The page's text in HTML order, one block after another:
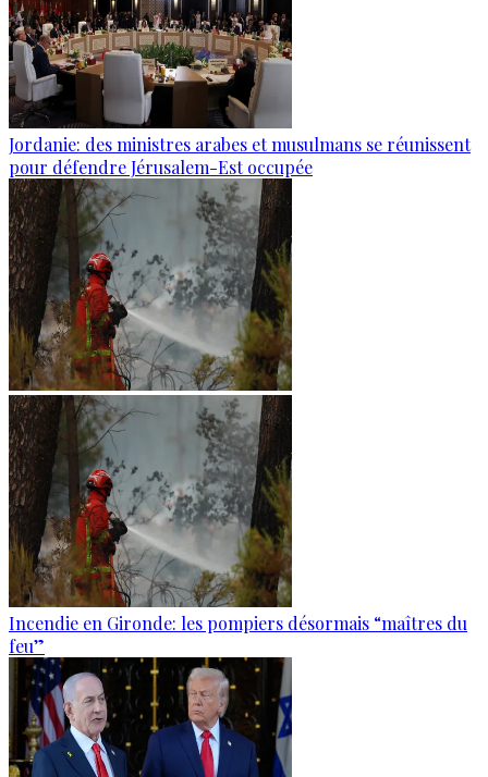
Jordanie: des ministres arabes et musulmans se réunissent
pour défendre Jérusalem-Est occupée
Incendie en Gironde: les pompiers désormais “maîtres du
feu”